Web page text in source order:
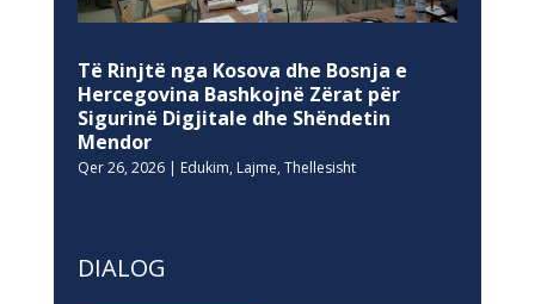
Të Rinjtë nga Kosova dhe Bosnja e
Hercegovina Bashkojnë Zërat për
Sigurinë Digjitale dhe Shëndetin
Mendor
Qer 26, 2026| Edukim, Lajme, Thellesisht
DIALOG